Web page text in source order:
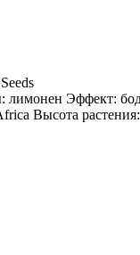
лимонен Эффект:
Высота